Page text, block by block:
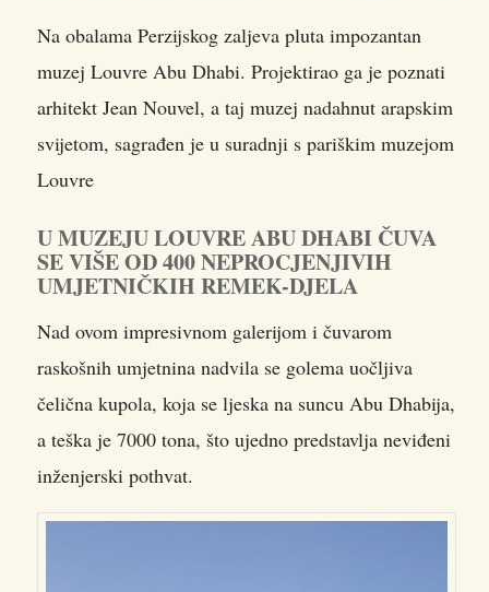
Na obalama Perzijskog zaljeva pluta impozantan
muzej Louvre Abu Dhabi. Projektirao ga je poznati
arhitekt Jean Nouvel, a taj muzej nadahnut arapskim
svijetom, sagrađen je u suradnji s pariškim muzejom
Louvre
U MUZEJU LOUVRE ABU DHABI ČUVA
SE VIŠE OD 400 NEPROCJENJIVIH
UMJETNIČKIH REMEK-DJELA
Nad ovom impresivnom galerijom i čuvarom
raskošnih umjetnina nadvila se golema uočljiva
čelična kupola, koja se ljeska na suncu Abu Dhabija,
a teška je 7000 tona, što ujedno predstavlja neviđeni
inženjerski pothvat.